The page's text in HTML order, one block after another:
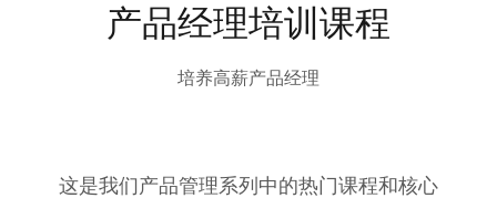
产品经理培训课程
培养高薪产品经理
这是我们产品管理系列中的热门课程和核心